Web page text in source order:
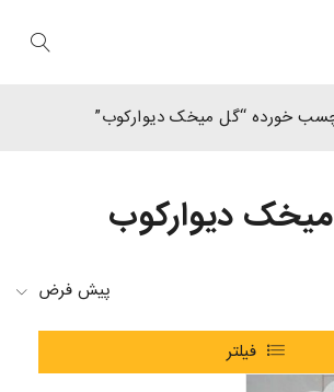
دیوارکوب
خورده “گل میخک دیوارکوب”
پیش فرض
فیلتر